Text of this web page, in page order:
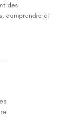
des
comprendre et